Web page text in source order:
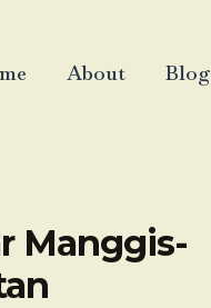
About Blog
Manggis-